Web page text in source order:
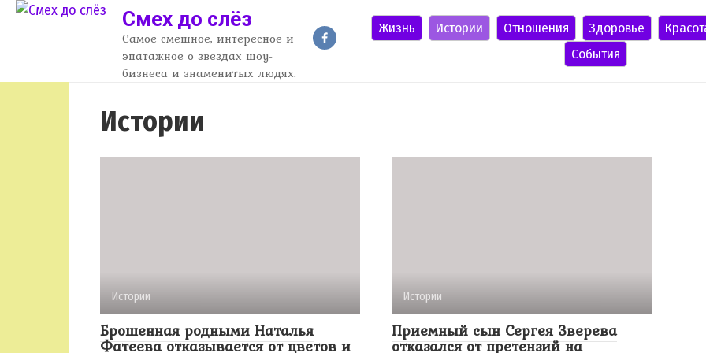
Перейти
Смех до слёз
Самое смешное, интересное и
эпатажное о звездах шоу-
бизнеса и знаменитых людях.
Жизнь Истории Отношения Здоровье
События
Истории
Истории
Брошенная родными Наталья
Фатеева отказывается от цветов и
Истории
Приемный сын Сергея Зверева
отказался от претензий на